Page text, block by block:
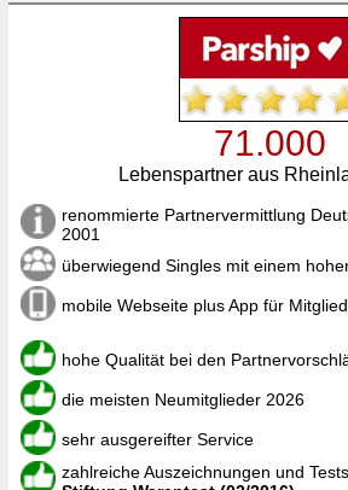
71.000
Lebenspartner aus
renommierte Partnervermittlung
2001
überwiegend Singles mit einem
mobile Webseite plus App für
hohe Qualität bei den
die meisten Neumitglieder 2026
sehr ausgereifter Service
zahlreiche Auszeichnungen und